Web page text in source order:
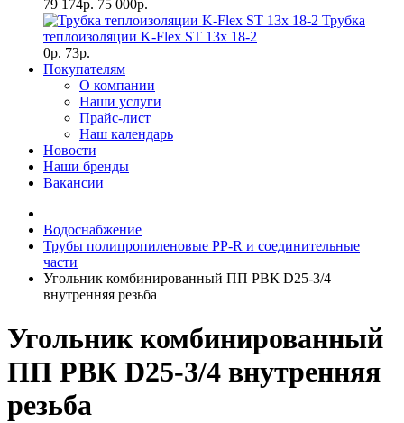
79 174р. 75 000р.
Трубка
теплоизоляции K-Flex ST 13х 18-2
0р. 73р.
Покупателям
О компании
Наши услуги
Прайс-лист
Наш календарь
Новости
Наши бренды
Вакансии
Водоснабжение
Трубы полипропиленовые PP-R и соединительные
части
Угольник комбинированный ПП РВК D25-3/4
внутренняя резьба
Угольник комбинированный
ПП РВК D25-3/4 внутренняя
резьба